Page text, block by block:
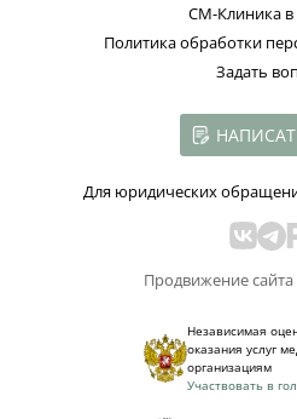
СМ-Клиника в
Политика обработки
Задать
Независимая
оказания услуг
организациям
Участвовать в
Для юридических
Продвижение сайта